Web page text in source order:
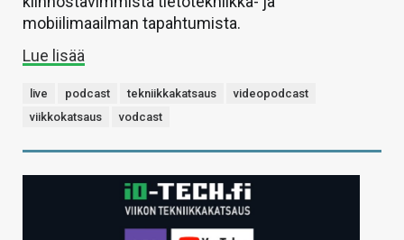
mobiilimaailman tapahtumista.
Lue lisää
live podcast tekniikkakatsaus
videopodcast
viikkokatsaus
vodcast